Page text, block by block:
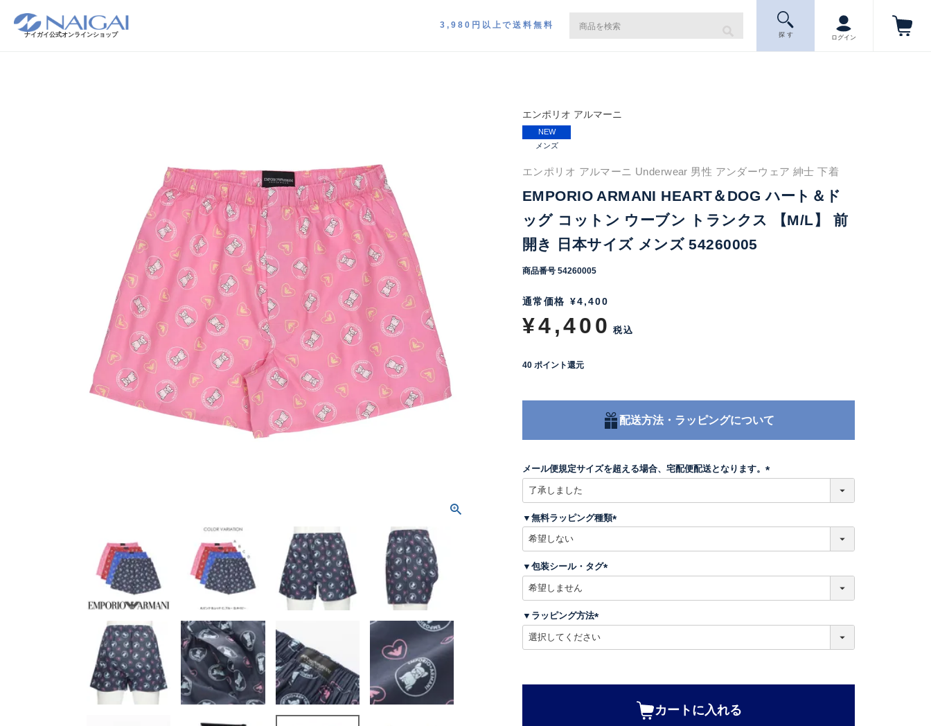
ナイガイ公式オンラインショップ
3,980円以上で送料無料
探 す ログイン
エンポリオ アルマーニ
NEW
メンズ
エンポリオ アルマーニ Underwear 男性 アンダーウェア 紳士 下着
EMPORIO ARMANI HEART＆DOG ハート＆ド
ッグ コットン ウーブン トランクス 【M/L】 前
開き 日本サイズ メンズ 54260005
商品番号 54260005
通常価格 ¥4,400
¥4,400 税込
40 ポイント還元
配送方法・ラッピングについて
メール便規定サイズを超える場合、宅配便配送となります。
)
▼無料ラッピング種類
)
▼包装シール・タグ
)
▼ラッピング方法
カートに入れる